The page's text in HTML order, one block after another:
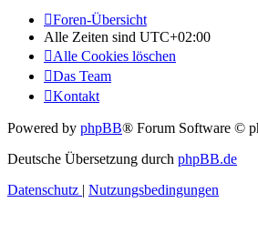
Foren-Übersicht
Alle Zeiten sind UTC+02:00
Alle Cookies löschen
Das Team
Kontakt
Powered by phpBB® Forum Software ©
Deutsche Übersetzung durch phpBB.de
Datenschutz | Nutzungsbedingungen